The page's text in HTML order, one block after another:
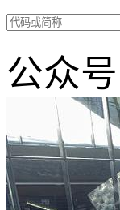
公众号